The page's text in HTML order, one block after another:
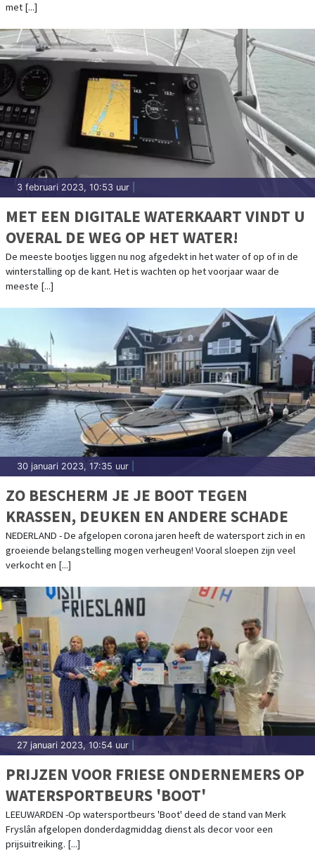
met [...]
3 februari 2023, 10:53 uur
MET EEN DIGITALE WATERKAART VINDT U
OVERAL DE WEG OP HET WATER!
De meeste bootjes liggen nu nog afgedekt in het water of op of in de
winterstalling op de kant. Het is wachten op het voorjaar waar de
meeste [...]
30 januari 2023, 17:35 uur
ZO BESCHERM JE JE BOOT TEGEN
KRASSEN, DEUKEN EN ANDERE SCHADE
NEDERLAND - De afgelopen corona jaren heeft de watersport zich in en
groeiende belangstelling mogen verheugen! Vooral sloepen zijn veel
verkocht en [...]
27 januari 2023, 10:54 uur
PRIJZEN VOOR FRIESE ONDERNEMERS OP
WATERSPORTBEURS 'BOOT'
LEEUWARDEN -Op watersportbeurs 'Boot' deed de stand van Merk
Fryslân afgelopen donderdagmiddag dienst als decor voor een
prijsuitreiking. [...]